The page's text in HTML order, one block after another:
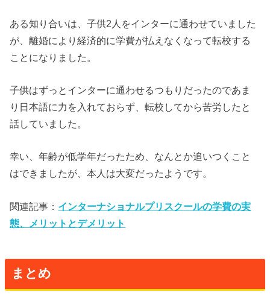
ある知り合いは、子供2人をインターに通わせていました
が、離婚により経済的に学費が払えなくなって転校する
ことになりました。
子供はずっとインターに通わせるつもりだったのであま
り日本語に力を入れておらず、転校してから苦労したと
話していました。
幸い、年齢が低学年だったため、なんとか追いつくこと
はできましたが、本人は大変だったようです。
関連記事： インターナショナルプリスクールの学費の実
態、メリットとデメリット
まとめ